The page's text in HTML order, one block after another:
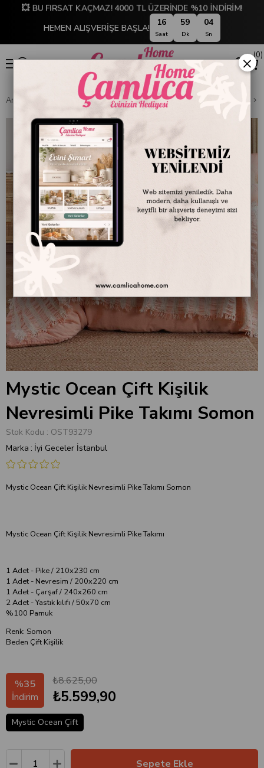
💥 BU FIRSAT KAÇMAZ! 4000 TL ÜZERİNDE %10 İNDİRİM!
HEMEN ALIŞVERİŞE BAŞLA!
16
Saat
59
Dk
04
Sn
0
Anasayfa EV TEKSTİLİ Yatak Odası Tekstili Pike & Pike Takımları
Mystic Ocean Çift Kişilik
Nevresimli Pike Takımı Somon
Stok Kodu
OST93279
Marka : İyi Geceler İstanbul
Mystic Ocean Çift Kişilik Nevresimli Pike Takımı Somon
Mystic Ocean Çift Kişilik Nevresimli Pike Takımı
1 Adet - Pike / 210x230 cm
1 Adet - Nevresim / 200x220 cm
1 Adet - Çarşaf / 240x260 cm
2 Adet - Yastık kılıfı / 50x70 cm
%100 Pamuk
Renk: Somon
Beden Çift Kişilik
%35
İndirim
₺8.625,00
₺5.599,90
Mystic Ocean Çift
×